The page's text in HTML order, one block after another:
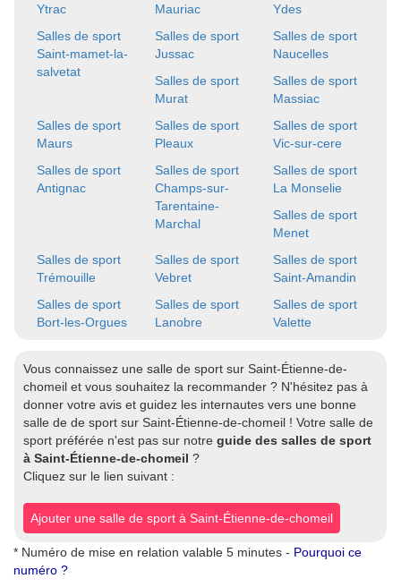
Ytrac
Mauriac
Ydes
Salles de sport
Saint-mamet-la-
salvetat
Salles de sport
Jussac
Salles de sport
Naucelles
Salles de sport
Murat
Salles de sport
Massiac
Salles de sport
Maurs
Salles de sport
Pleaux
Salles de sport
Vic-sur-cere
Salles de sport
Antignac
Salles de sport
Champs-sur-
Tarentaine-
Marchal
Salles de sport
La Monselie
Salles de sport
Menet
Salles de sport
Trémouille
Salles de sport
Vebret
Salles de sport
Saint-Amandin
Salles de sport
Bort-les-Orgues
Salles de sport
Lanobre
Salles de sport
Valette
Vous connaissez une salle de sport sur Saint-Étienne-de-
chomeil et vous souhaitez la recommander ? N'hésitez pas à
donner votre avis et guidez les internautes vers une bonne
salle de de sport sur Saint-Étienne-de-chomeil ! Votre salle de
sport préférée n'est pas sur notre guide des salles de sport
à Saint-Étienne-de-chomeil ?
Cliquez sur le lien suivant :
Ajouter une salle de sport à Saint-Étienne-de-chomeil
* Numéro de mise en relation valable 5 minutes - Pourquoi ce
numéro ?